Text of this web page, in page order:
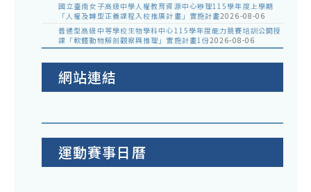
國立臺南女子高級中學人權教育資源中心辦理115學年度上學期
「人權及轉型正義課程入校推廣計畫」實施計畫2026-08-06
普通型高級中等學校生物學科中心115學年度能力競賽培訓公開授
課「軟體動物解剖觀察與推理」實施計畫1份2026-08-06
網站連結
運動賽事日曆